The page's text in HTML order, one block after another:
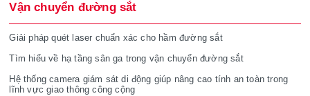
Vận chuyển đường sắt
Giải pháp quét laser chuẩn xác cho hầm đường sắt
Tìm hiểu về hạ tầng sân ga trong vận chuyển đường sắt
Hệ thống camera giám sát di động giúp nâng cao tính an toàn trong
lĩnh vực giao thông công cộng